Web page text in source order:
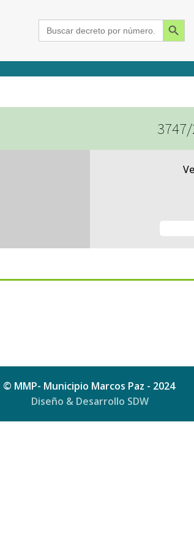
Search
for:
Search Button
2018
2017
2016
2015
© MMP- Municipio Marcos Paz - 2024
Diseño & Desarrollo SDW